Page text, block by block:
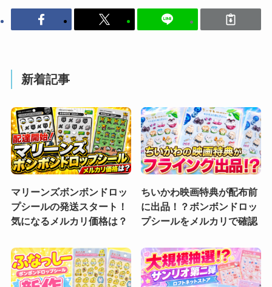
新着記事
マリーンズボンボンドロッ
プシールの発送スタート！
気になるメルカリ価格は？
ちいかわ映画特典が配布前
に出品！？ボンボンドロッ
プシールをメルカリで確認